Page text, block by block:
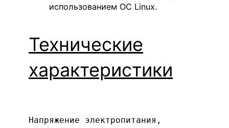
использованием ОС Linux.
Технические
характеристики
Напряжение электропитания,